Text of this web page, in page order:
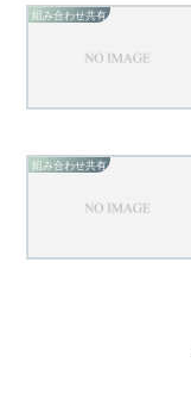
組み合わせ共有
組み合わせ共有